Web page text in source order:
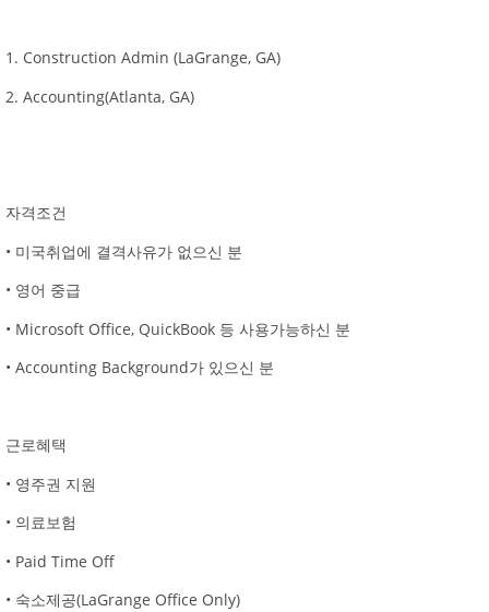
1. Construction Admin (LaGrange, GA)
2. Accounting(Atlanta, GA)
자격조건
• 미국취업에 결격사유가 없으신 분
• 영어 중급
• Microsoft Office, QuickBook 등 사용가능하신 분
• Accounting Background가 있으신 분
근로혜택
• 영주권 지원
• 의료보험
• Paid Time Off
• 숙소제공(LaGrange Office Only)